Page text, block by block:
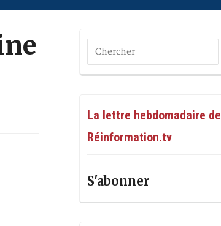
La lettre hebdomadaire de
Réinformation.tv
S'abonner